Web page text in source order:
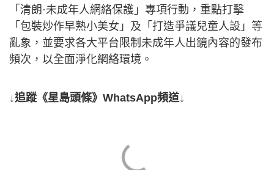
「清朗·未成年人網絡保護」專項行動，重點打擊
「包裝炒作早熟小美女」及「打造爭議兒童人設」等
亂象，並要求各大平台限制未成年人出鏡內容的發布
頻次，以全面淨化網絡環境。
↓追蹤《星島頭條》WhatsApp頻道↓